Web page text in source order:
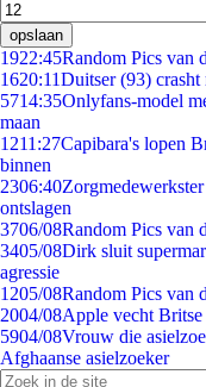
opslaan
1922:45Random Pics van
1620:11Duitser (93) crasht
5714:35Onlyfans-model
maan
1211:27Capibara's lopen
binnen
2306:40
ontslagen
3706/08Random Pics van
3405/08Dirk sluit
agressie
1205/08Random Pics van
2004/08Apple vecht
5904/08Vrouw die
Afghaanse asielzoeker